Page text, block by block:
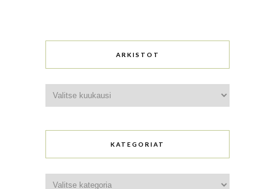
ARKISTOT
KATEGORIAT